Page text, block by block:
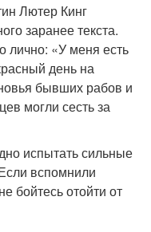
Лютер Кинг
заранее текста.
лично: «У меня есть
день на
бывших рабов и
могли сесть за
испытать сильные
вспомнили
бойтесь отойти от